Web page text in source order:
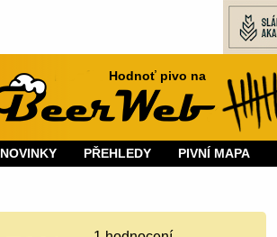
Hodnoť pivo na
NOVINKY PŘEHLEDY PIVNÍ MAPA